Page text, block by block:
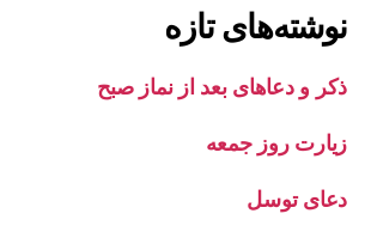
نوشته‌های تازه
ذکر و دعاهای بعد از نماز صبح
زیارت روز جمعه
دعای توسل